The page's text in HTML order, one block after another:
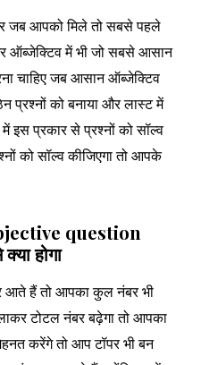
जब आपको मिले तो सबसे पहले
ऑब्जेक्टिव में भी जो सबसे आसान
चाहिए जब आसान ऑब्जेक्टिव
प्रश्नों को बनाया और लास्ट में
में इस प्रकार से प्रश्नों को सॉल्व
को सॉल्व कीजिएगा तो आपके
question
होगा
हैं तो आपका कुल नंबर भी
टोटल नंबर बढ़ेगा तो आपका
करेंगे तो आप टॉपर भी बन